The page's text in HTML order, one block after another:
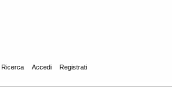
Ricerca Accedi Registrati